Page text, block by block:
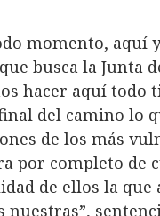
momento, aquí
busca la Junta
hacer aquí todo
del camino lo
de los más
por completo de
de ellos la que
nuestras”,